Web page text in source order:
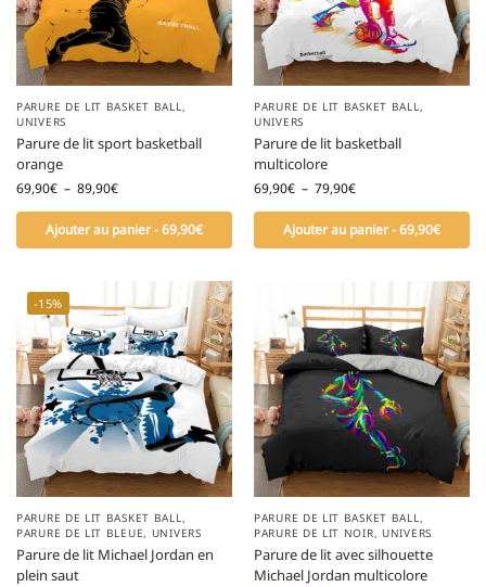
PARURE DE LIT BASKET BALL,
UNIVERS
Parure de lit sport basketball
orange
69,90€ – 89,90€
Ajouter au panier - 69,90€
PARURE DE LIT BASKET BALL,
UNIVERS
Parure de lit basketball
multicolore
69,90€ – 79,90€
Ajouter au panier - 69,90€
-15%
PARURE DE LIT BASKET BALL,
PARURE DE LIT BLEUE, UNIVERS
Parure de lit Michael Jordan en
plein saut
PARURE DE LIT BASKET BALL,
PARURE DE LIT NOIR, UNIVERS
Parure de lit avec silhouette
Michael Jordan multicolore